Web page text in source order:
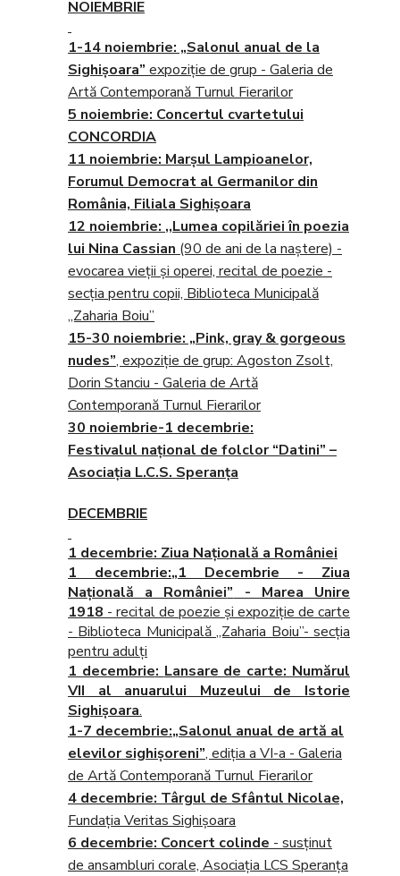
NOIEMBRIE
1-14 noiembrie: „Salonul anual de la
Sighişoara” expoziţie de grup - Galeria de
Artă Contemporană Turnul Fierarilor
5 noiembrie: Concertul cvartetului
CONCORDIA
11 noiembrie: Marşul Lampioanelor,
Forumul Democrat al Germanilor din
România, Filiala Sighișoara
12 noiembrie: ,,Lumea copilăriei în poezia
lui Nina Cassian (90 de ani de la naştere) -
evocarea vieţii şi operei, recital de poezie -
secţia pentru copii, Biblioteca Municipală
„Zaharia Boiu”
15-30 noiembrie: „Pink, gray & gorgeous
nudes”, expoziţie de grup: Agoston Zsolt,
Dorin Stanciu - Galeria de Artă
Contemporană Turnul Fierarilor
30 noiembrie-1 decembrie:
Festivalul naţional de folclor “Datini” –
Asociaţia L.C.S. Speranţa
DECEMBRIE
1 decembrie: Ziua Naţională a României
1 decembrie:„1 Decembrie - Ziua
Naţională a României” - Marea Unire
1918 - recital de poezie şi expoziţie de carte
- Biblioteca Municipală „Zaharia Boiu”- secţia
pentru adulţi
1 decembrie: Lansare de carte: Numărul
VII al anuarului Muzeului de Istorie
Sighişoara.
1-7 decembrie:„Salonul anual de artă al
elevilor sighişoreni”, ediţia a VI-a - Galeria
de Artă Contemporană Turnul Fierarilor
4 decembrie: Târgul de Sfântul Nicolae,
Fundația Veritas Sighișoara
6 decembrie: Concert colinde - susținut
de ansambluri corale, Asociația LCS Speranța